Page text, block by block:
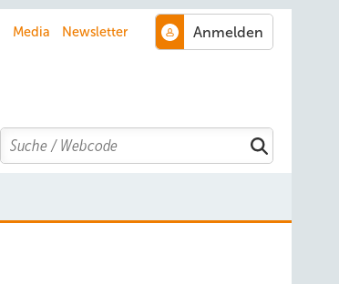
Media Newsletter
Search